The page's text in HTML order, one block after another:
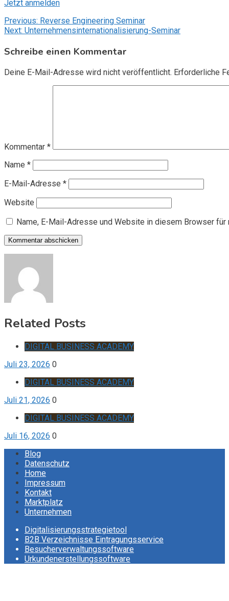
Jetzt anmelden
Beitragsnavigation
Previous: Reverse Engineering Seminar
Next: Unternehmensinternationalisierung-Seminar
Schreibe einen Kommentar
Deine E-Mail-Adresse wird nicht veröffentlicht. Erforderliche
Kommentar *
Name *
E-Mail-Adresse *
Website
Name, E-Mail-Adresse und Website in diesem Browser
Related Posts
DIGITAL BUSINESS ACADEMY
Juli 23, 2026 0
DIGITAL BUSINESS ACADEMY
Juli 21, 2026 0
DIGITAL BUSINESS ACADEMY
Juli 16, 2026 0
Blog
Datenschutz
Home
Impressum
Kontakt
Marktplatz
Unternehmen
Digitalisierungsstrategietool
B2B Verzeichnisse Eintragungsservice
Besucherverwaltungssoftware
Urkundenerstellungssoftware